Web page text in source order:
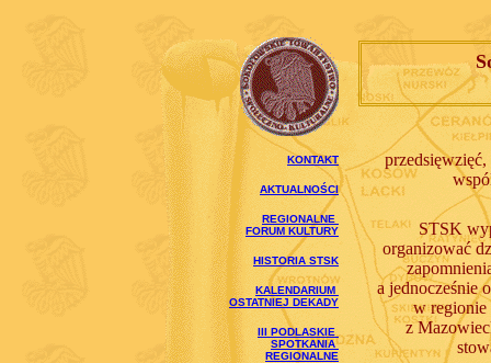
KONTAKT
AKTUALNOŚCI
REGIONALNE
FORUM KULTURY
HISTORIA STSK
KALENDARIUM
OSTATNIEJ DEKADY
III PODLASKIE
SPOTKANIA
REGIONALNE
STSK
organizować
a jednocześnie
w regionie
z